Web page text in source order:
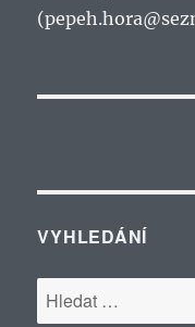
VYHLEDÁNÍ
Hledat: